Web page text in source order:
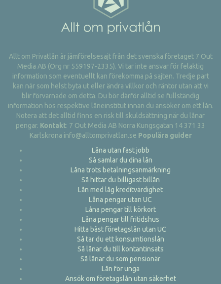
Allt om Privatlån är jämförelsesajt från det svenska företaget 7 Out
Media AB (Org nr 559197-2335). Vi tar inte ansvar för felaktig
information som eventuellt kan förekomma på sajten. Tredje part
kan när som helst byta ut eller ändra villkor och räntor utan att vi
blir förvarnade om detta. Du bör därför alltid se fullständig
information hos respektive låneinstitut innan du ansöker om ett lån.
Notera att det alltid finns en risk till skuldsättning när du lånar
pengar. Kontakt: 7 Out Media AB Norra Kungsgatan 14 371 33
Karlskrona info@alltomprivatlan.se Populära guider
Låna utan fast jobb
Så samlar du dina lån
Låna trots betalningsanmärkning
Så hittar du billigast billån
Lån med låg kreditvärdighet
Låna pengar utan UC
Låna pengar till körkort
Låna pengar till fritidshus
Hitta bäst företagslån utan UC
Så tar du ett konsumtionslån
Så lånar du till kontantinsats
Så lånar du som pensionär
Lån för unga
Ansök om företagslån utan säkerhet